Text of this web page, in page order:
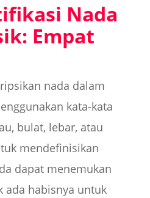
Nada
Empat
nada dalam
kata-kata
bulat, lebar, atau
mendefinisikan
dapat menemukan
ada habisnya untuk